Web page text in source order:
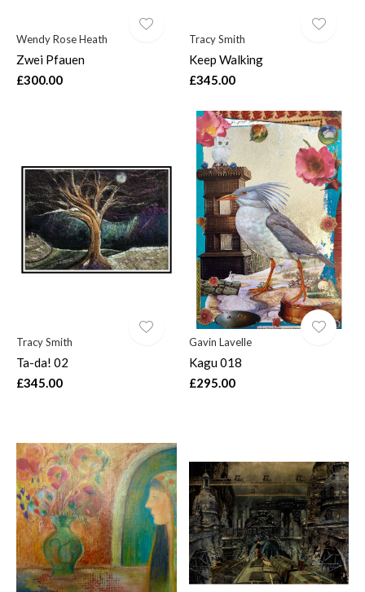
Wendy Rose Heath
Zwei Pfauen
£300.00
Tracy Smith
Keep Walking
£345.00
Tracy Smith
Ta-da! 02
£345.00
Gavin Lavelle
Kagu 018
£295.00